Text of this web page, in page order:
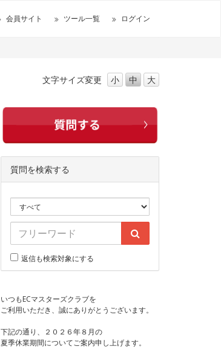
会員サイト ツール一覧 ログイン
文字サイズ変更 小 中 大
質問を検索する
返信も検索対象にする
いつもECマスターズクラブを
ご利用いただき、誠にありがとうございます。
下記の通り、２０２６年８月の
夏季休業期間についてご案内申し上げます。